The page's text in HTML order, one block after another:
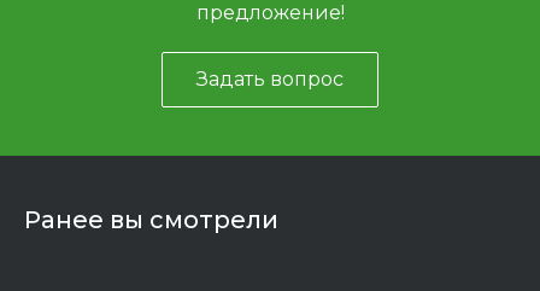
предложение!
Задать вопрос
Ранее вы смотрели